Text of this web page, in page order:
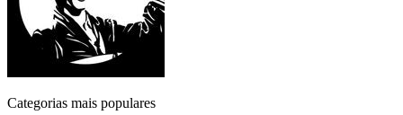
Categorias mais populares